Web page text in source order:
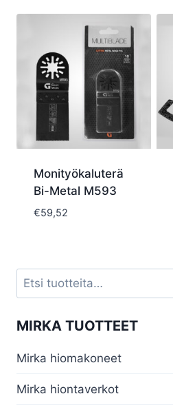
Monityökaluterä
Bi-Metal M593
€59,52
Etsi:
MIRKA TUOTTEET
Mirka hiomakoneet
Mirka hiontaverkot